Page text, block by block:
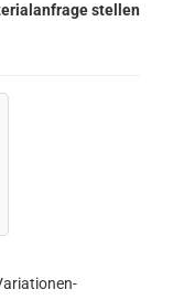
stellen